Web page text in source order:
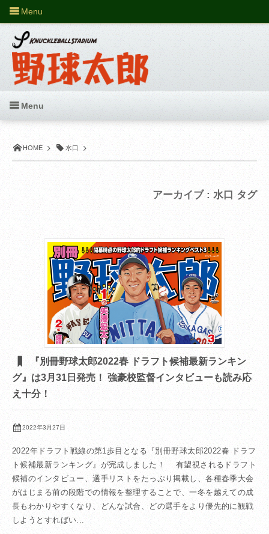
HOME 水口
アーカイブ : 水口 タグ
『別冊野球太郎2022春 ドラフト候補最新ランキン
グ』は3月31日発売！ 強豪校監督インタビューも読み応
え十分！
2022年3月27日
2022年ドラフト戦線の第1歩目となる『別冊野球太郎2022春 ドラフ
ト候補最新ランキング』が完成しました！ 有望視されるドラフト
候補のインタビュー、選手リストをたっぷり掲載し、各種春季大会
がはじまる前の段階での情報を整理することで、一冬を越えての成
長もわかりやすくなり、どんな試合、どの選手をより優先的に観戦
しようとすればい...
Menu
Menu